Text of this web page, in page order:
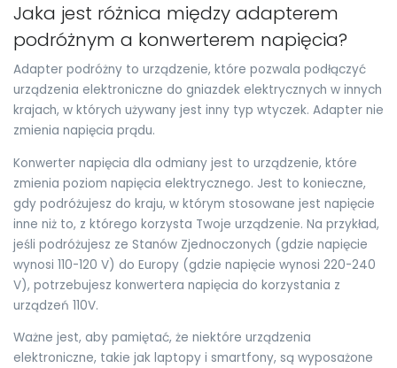
Jaka jest różnica między adapterem
podróżnym a konwerterem napięcia?
Adapter podróżny to urządzenie, które pozwala podłączyć
urządzenia elektroniczne do gniazdek elektrycznych w innych
krajach, w których używany jest inny typ wtyczek. Adapter nie
zmienia napięcia prądu.
Konwerter napięcia dla odmiany jest to urządzenie, które
zmienia poziom napięcia elektrycznego. Jest to konieczne,
gdy podróżujesz do kraju, w którym stosowane jest napięcie
inne niż to, z którego korzysta Twoje urządzenie. Na przykład,
jeśli podróżujesz ze Stanów Zjednoczonych (gdzie napięcie
wynosi 110-120 V) do Europy (gdzie napięcie wynosi 220-240
V), potrzebujesz konwertera napięcia do korzystania z
urządzeń 110V.
Ważne jest, aby pamiętać, że niektóre urządzenia
elektroniczne, takie jak laptopy i smartfony, są wyposażone